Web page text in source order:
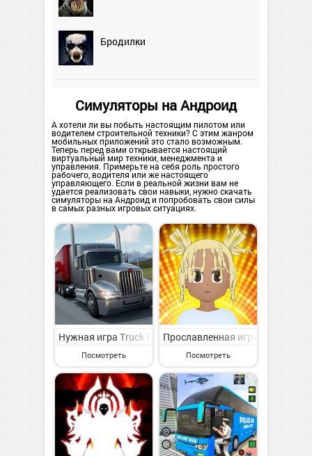
Бродилки
Симуляторы на Андроид
А хотели ли вы побыть настоящим пилотом или
водителем строительной техники? С этим жанром
мобильных приложений это стало возможным.
Теперь перед вами открывается настоящий
виртуальный мир техники, менеджмента и
управления. Примерьте на себя роль простого
рабочего, водителя или же настоящего
управляющего. Если в реальной жизни вам не
удается реализовать свои навыки, нужно скачать
симуляторы на Андроид и попробовать свои силы
в самых разных игровых ситуациях.
Нужная игра Truck Driver : Heavy Cargo на Андроид -
Посмотреть
Прославленная игра Music
Посмотреть